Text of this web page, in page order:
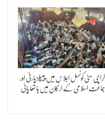
کراچی سٹی کونسل اجلاس میں پیپلز پارٹی اور
جماعت اسلامی کے ارکان میں ہاتھا پائی